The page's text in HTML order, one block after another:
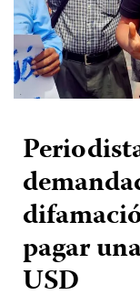
pagar
USD